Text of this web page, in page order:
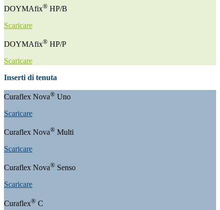
DOYMAfix® HP/B
Scaricare
DOYMAfix® HP/P
Scaricare
Inserti di tenuta
Curaflex Nova® Uno
Scaricare
Curaflex Nova® Multi
Scaricare
Curaflex Nova® Senso
Scaricare
Curaflex® C